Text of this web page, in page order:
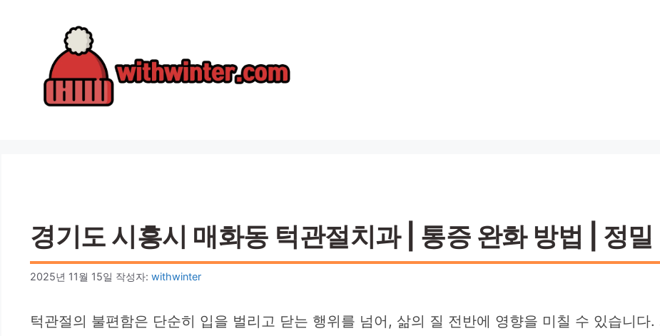
경기도 시흥시 매화동 턱관절치과 | 통증 완화 방법 | 정
2025년 11월 15일 작성자: withwinter
턱관절의 불편함은 단순히 입을 벌리고 닫는 행위를 넘어, 삶의 질 전반에 영향을 미칠 수 있습니다